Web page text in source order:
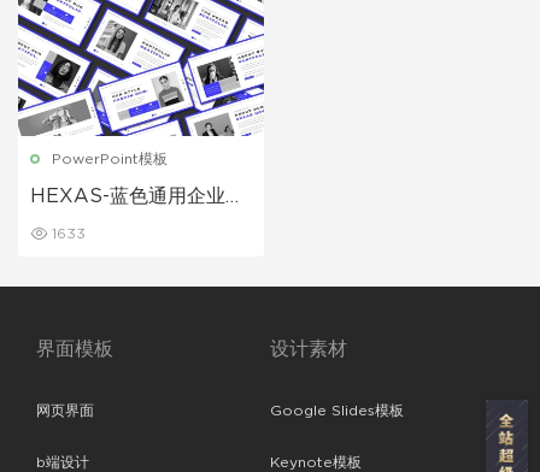
PowerPoint模板
HEXAS-蓝色通用企业宣
模板
1633
界面模板
网页界面
b端设计
设计素材
Google Slides模板
Keynote模板